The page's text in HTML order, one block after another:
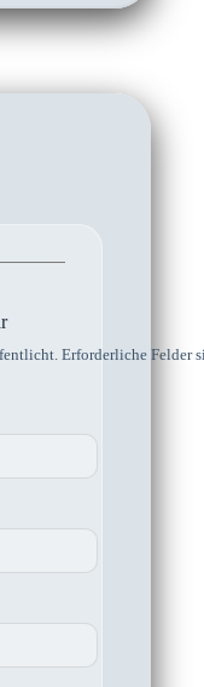
Erforderliche Felder